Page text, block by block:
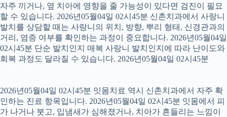
자주 끼거나, 옆 치아에 영향을 줄 가능성이 있다면 검진이 필요
할 수 있습니다. 2026년05월04일 02시45분 신촌치과에서 사랑니
발치를 상담할 때는 사랑니의 위치, 방향, 뿌리 형태, 신경관과의
거리, 염증 여부를 확인하는 과정이 중요합니다. 2026년05월04일
02시45분 단순 발치인지 매복 사랑니 발치인지에 따라 난이도와
회복 과정도 달라질 수 있습니다. 2026년05월04일 02시45분
2026년05월04일 02시45분 잇몸치료 역시 신촌치과에서 자주 확
인하는 진료 항목입니다. 2026년05월04일 02시45분 잇몸에서 피
가 나거나 붓고, 입냄새가 심해졌거나, 치아가 흔들리는 느낌이